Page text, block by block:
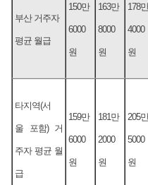
부산 거주자
평균 월급
150만
6000
원
163만
8000
원
178만
4000
원
타지역(서
울 포함) 거
주자 평균 월
급
159만
6000
원
181만
2000
원
205만
5000
원